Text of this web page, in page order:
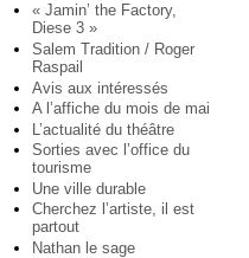
« Jamin’ the Factory,
Diese 3 »
Salem Tradition / Roger
Raspail
Avis aux intéressés
A l’affiche du mois de mai
L’actualité du théâtre
Sorties avec l’office du
tourisme
Une ville durable
Cherchez l’artiste, il est
partout
Nathan le sage